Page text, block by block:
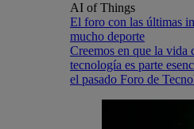
AI of Things
El foro con las últimas
mucho deporte
Creemos en que la vida
tecnología es parte
el pasado Foro de